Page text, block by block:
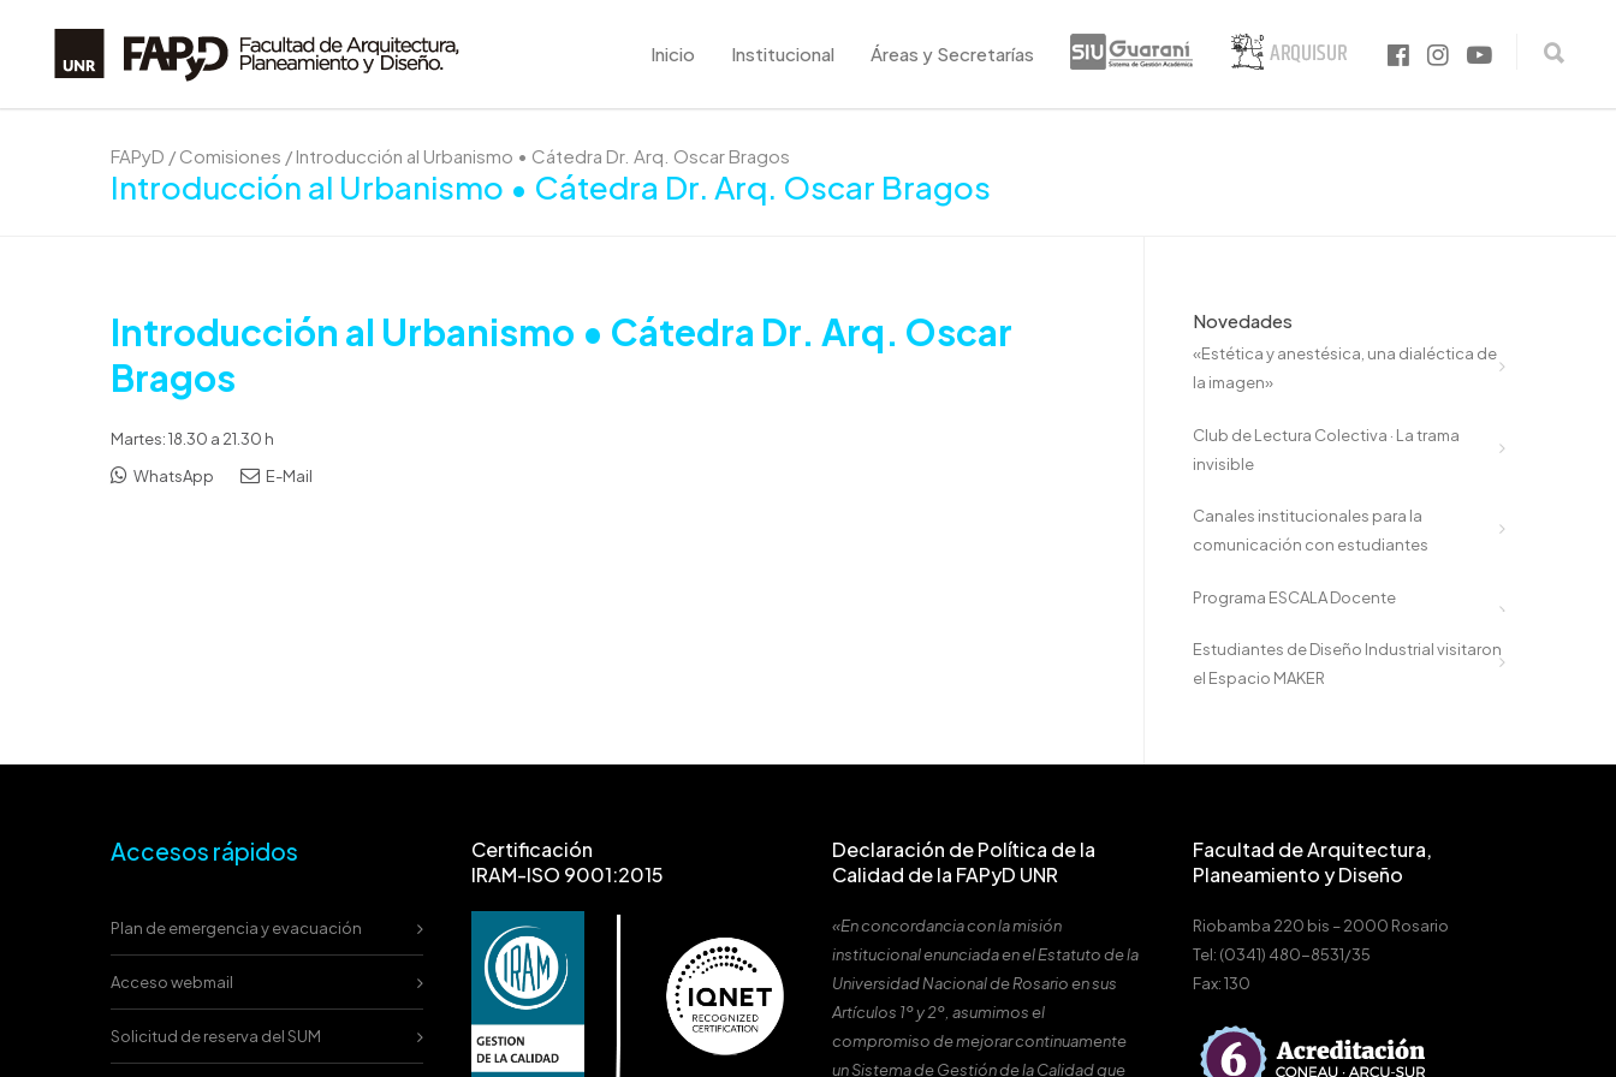
Inicio Institucional Áreas y Secretarías
FAPyD / Comisiones / Introducción al Urbanismo • Cátedra Dr. Arq. Oscar Bragos
Introducción al Urbanismo • Cátedra Dr. Arq. Oscar Bragos
Introducción al Urbanismo • Cátedra Dr. Arq. Oscar
Bragos
Martes: 18.30 a 21.30 h
WhatsApp
E-Mail
Novedades
«Estética y anestésica, una dialéctica de
la imagen»
Club de Lectura Colectiva · La trama
invisible
Canales institucionales para la
comunicación con estudiantes
Programa ESCALA Docente
Estudiantes de Diseño Industrial visitaron
el Espacio MAKER
Accesos rápidos
Plan de emergencia y evacuación
Acceso webmail
Solicitud de reserva del SUM
Certificación
IRAM-ISO 9001:2015
Declaración de Política de la
Calidad de la FAPyD UNR
«En concordancia con la misión
institucional enunciada en el Estatuto de la
Universidad Nacional de Rosario en sus
Artículos 1º y 2º, asumimos el
compromiso de mejorar continuamente
un Sistema de Gestión de la Calidad que
Facultad de Arquitectura,
Planeamiento y Diseño
Riobamba 220 bis – 2000 Rosario
Tel: (0341) 480-8531/35
Fax: 130